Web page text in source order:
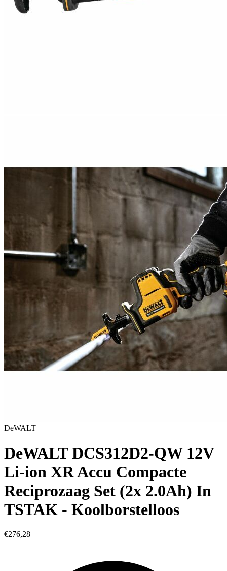
DeWALT
DeWALT DCS312D2-QW 12V
Li-ion XR Accu Compacte
Reciprozaag Set (2x 2.0Ah) In
TSTAK - Koolborstelloos
€276,28